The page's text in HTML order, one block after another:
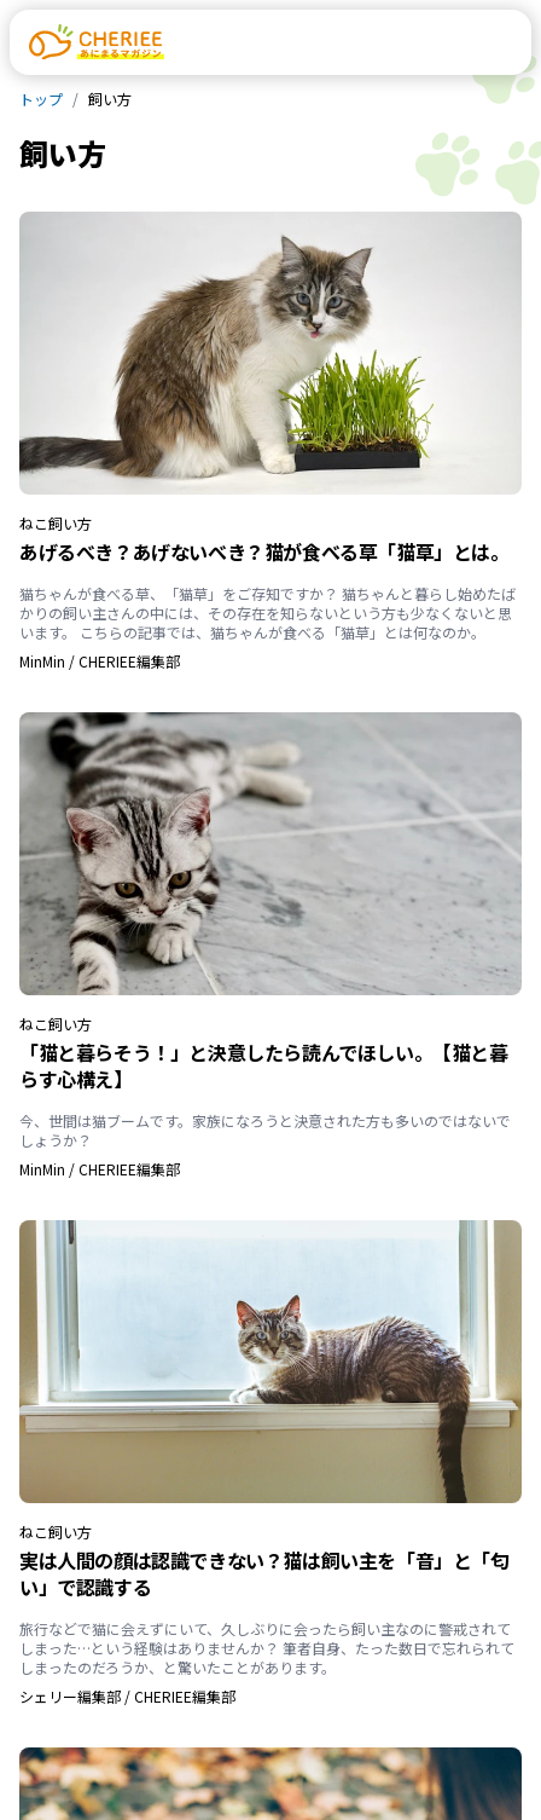
トップ 飼い方
飼い方
ねこ飼い方
あげるべき？あげないべき？猫が食べる草「猫草」とは。
猫ちゃんが食べる草、「猫草」をご存知ですか？ 猫ちゃんと暮らし始めたば
かりの飼い主さんの中には、その存在を知らないという方も少なくないと思
います。 こちらの記事では、猫ちゃんが食べる「猫草」とは何なのか。
MinMin /CHERIEE編集部
ねこ飼い方
「猫と暮らそう！」と決意したら読んでほしい。【猫と暮
らす心構え】
今、世間は猫ブームです。家族になろうと決意された方も多いのではないで
しょうか？
MinMin /CHERIEE編集部
ねこ飼い方
実は人間の顔は認識できない？猫は飼い主を「音」と「匂
い」で認識する
旅行などで猫に会えずにいて、久しぶりに会ったら飼い主なのに警戒されて
しまった…という経験はありませんか？ 筆者自身、たった数日で忘れられて
しまったのだろうか、と驚いたことがあります。
シェリー編集部 /CHERIEE編集部